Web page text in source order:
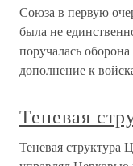
Союза в первую
была не
поручалась оборона
дополнение к
Теневая
Теневая